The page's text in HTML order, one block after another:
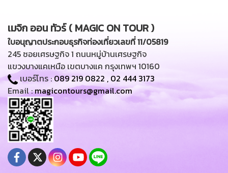
เมจิก ออน ทัวร์ ( MAGIC ON TOUR )
ใบอนุญาตประกอบธุรกิจท่องเที่ยวเลขที่ 11/05819
245 ซอยเศรษฐกิจ 1 ถนนหมู่บ้านเศรษฐกิจ
แขวงบางแคเหนือ เขตบางแค กรุงเทพฯ 10160
เบอร์โทร :089 219 0822 , 02 444 3173
Email :magicontours@gmail.com